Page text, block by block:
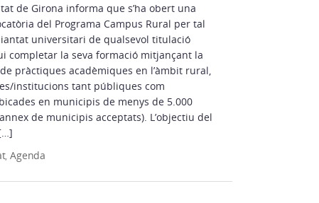
de Girona informa que s’ha obert una
del Programa Campus Rural per tal
universitari de qualsevol titulació
completar la seva formació mitjançant la
pràctiques acadèmiques en l’àmbit rural,
institucions tant públiques com
en municipis de menys de 5.000
de municipis acceptats). L’objectiu del
,Agenda